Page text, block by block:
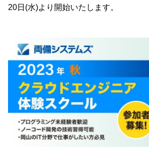
20日(水)より開始いたします。